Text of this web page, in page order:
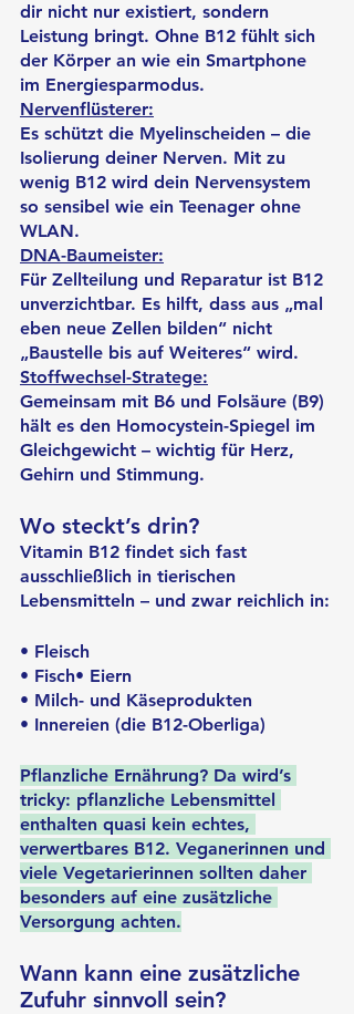
dir nicht nur existiert, sondern
Leistung bringt. Ohne B12 fühlt sich
der Körper an wie ein Smartphone
im Energiesparmodus.
Nervenflüsterer:
Es schützt die Myelinscheiden – die
Isolierung deiner Nerven. Mit zu
wenig B12 wird dein Nervensystem
so sensibel wie ein Teenager ohne
WLAN.
DNA-Baumeister:
Für Zellteilung und Reparatur ist B12
unverzichtbar. Es hilft, dass aus „mal
eben neue Zellen bilden“ nicht
„Baustelle bis auf Weiteres“ wird.
Stoffwechsel-Stratege:
Gemeinsam mit B6 und Folsäure (B9)
hält es den Homocystein-Spiegel im
Gleichgewicht – wichtig für Herz,
Gehirn und Stimmung.
Wo steckt’s drin?
Vitamin B12 findet sich fast
ausschließlich in tierischen
Lebensmitteln – und zwar reichlich in:
• Fleisch
• Fisch• Eiern
• Milch- und Käseprodukten
• Innereien (die B12-Oberliga)
Pflanzliche Ernährung? Da wird’s
tricky: pflanzliche Lebensmittel
enthalten quasi kein echtes,
verwertbares B12. Veganerinnen und
viele Vegetarierinnen sollten daher
besonders auf eine zusätzliche
Versorgung achten.
Wann kann eine zusätzliche
Zufuhr sinnvoll sein?